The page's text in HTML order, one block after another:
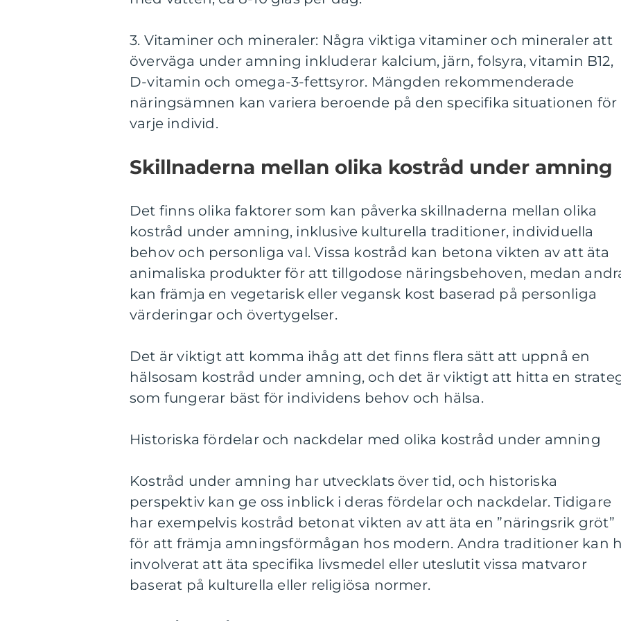
3. Vitaminer och mineraler: Några viktiga vitaminer och mineraler att
överväga under amning inkluderar kalcium, järn, folsyra, vitamin B12,
D-vitamin och omega-3-fettsyror. Mängden rekommenderade
näringsämnen kan variera beroende på den specifika situationen för
varje individ.
Skillnaderna mellan olika kostråd under amning
Det finns olika faktorer som kan påverka skillnaderna mellan olika
kostråd under amning, inklusive kulturella traditioner, individuella
behov och personliga val. Vissa kostråd kan betona vikten av att äta
animaliska produkter för att tillgodose näringsbehoven, medan
kan främja en vegetarisk eller vegansk kost baserad på personliga
värderingar och övertygelser.
Det är viktigt att komma ihåg att det finns flera sätt att uppnå en
hälsosam kostråd under amning, och det är viktigt att hitta en
som fungerar bäst för individens behov och hälsa.
Historiska fördelar och nackdelar med olika kostråd under amning
Kostråd under amning har utvecklats över tid, och historiska
perspektiv kan ge oss inblick i deras fördelar och nackdelar. Tidigare
har exempelvis kostråd betonat vikten av att äta en ”näringsrik gröt”
för att främja amningsförmågan hos modern. Andra traditioner kan
involverat att äta specifika livsmedel eller uteslutit vissa matvaror
baserat på kulturella eller religiösa normer.